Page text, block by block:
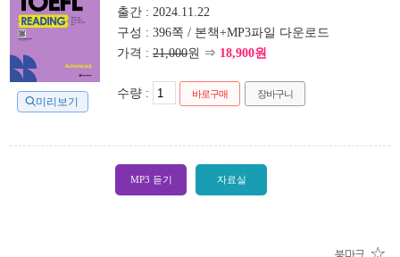
미리보기
출간 : 2024.11.22
구성 : 396쪽 / 본책+MP3파일 다운로드
가격 : 21,000원 ⇒ 18,900원
수량 : 바로구매 장바구니
MP3 듣기 자료실